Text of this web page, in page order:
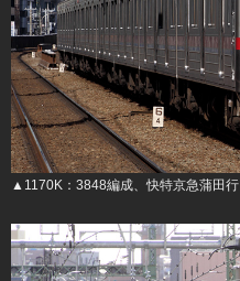
▲1170K：3848編成、快特京急蒲田行